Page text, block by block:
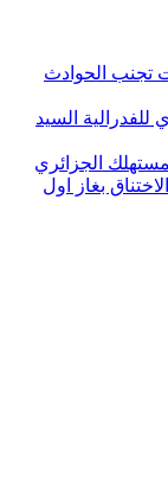
تجنب الحوادث
للفدرالية السيد
الجزائري
بغاز اول